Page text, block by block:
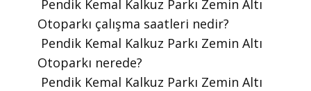
​ Pendik Kemal Kalkuz Parkı Zemin Altı
Otoparkı çalışma saatleri nedir?
​ Pendik Kemal Kalkuz Parkı Zemin Altı
Otoparkı nerede?
​ Pendik Kemal Kalkuz Parkı Zemin Altı